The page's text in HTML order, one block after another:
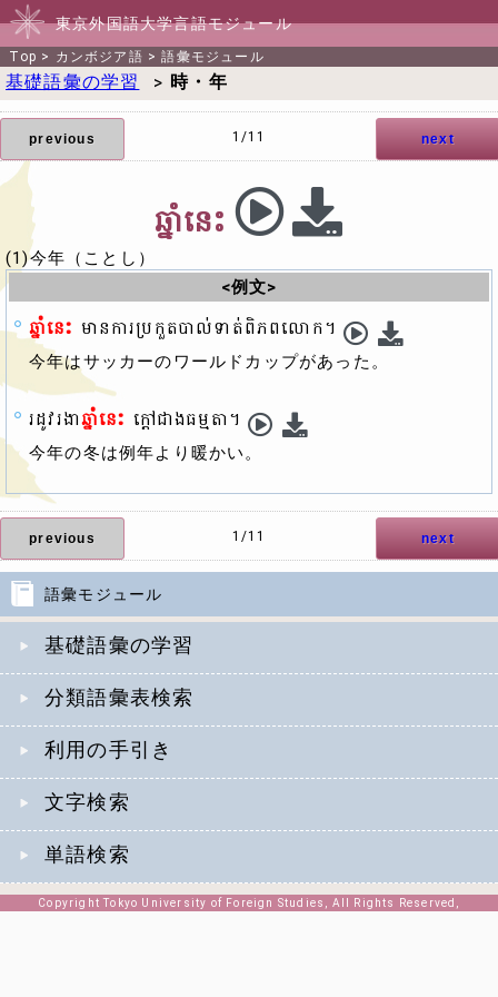
東京外国語大学言語モジュール
Top > カンボジア語 >語彙モジュール
語彙モジュール
基礎語彙の学習
分類語彙表検索
利用の手引き
文字検索
単語検索
基礎語彙の学習> 時・年
previous next
1/11
ឆ្នាំនេះ
(1)今年（ことし）
<例文>
ឆ្នាំនេះ មានការប្រកួតបាល់ទាត់ពិភពលោក។
今年はサッカーのワールドカップがあった。
រដូវរងាឆ្នាំនេះ ក្ដៅជាងធម្មតា។
今年の冬は例年より暖かい。
previous next
1/11
Copyright Tokyo University of Foreign Studies, All Rights Reserved,